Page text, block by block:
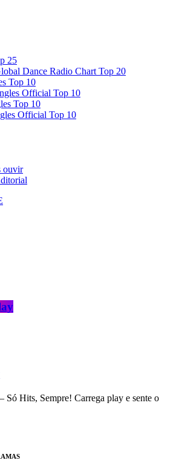
25
Dance Radio Chart Top 20
Top 10
Official Top 10
Top 10
Official Top 10
ouvir
Hits, Sempre! Carrega play e sente o